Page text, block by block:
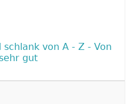
schlank von A - Z - Von
gut